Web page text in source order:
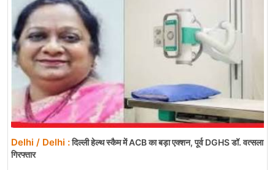
Delhi / Delhi :दिल्ली हेल्थ स्कैम में ACB का बड़ा एक्शन, पूर्व DGHS डॉ. वत्सला
गिरफ्तार